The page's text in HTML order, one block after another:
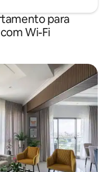
para
Wi-Fi